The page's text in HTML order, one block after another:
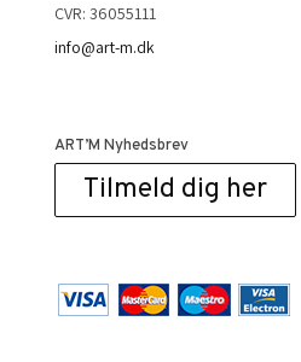
CVR: 36055111
info@art-m.dk
ART’M Nyhedsbrev
Tilmeld dig her